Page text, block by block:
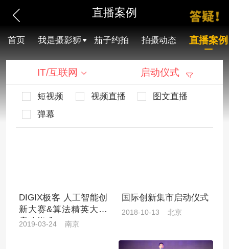
直播案例
首页 我是摄影狮 茄子约拍 拍摄动态 直播案例
IT/互联网 启动仪式
短视频 视频直播
图文直播
弹幕
DIGIX极客 人工智能创
新大赛&算法精英大赛
启动仪式
2019-03-24 南京
国际创新集市启动仪式
2018-10-13 北京